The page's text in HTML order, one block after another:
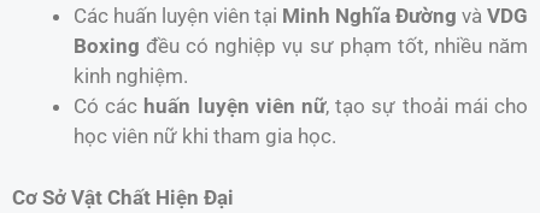
Các huấn luyện viên tại Minh Nghĩa Đường và VDG
Boxing đều có nghiệp vụ sư phạm tốt, nhiều năm
kinh nghiệm.
Có các huấn luyện viên nữ, tạo sự thoải mái cho
học viên nữ khi tham gia học.
Cơ Sở Vật Chất Hiện Đại